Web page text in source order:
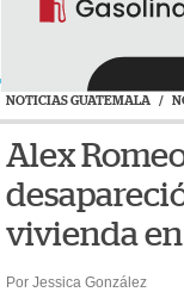
NOTICIAS GUATEMALA /
Alex
vivienda en
Por Jessica González